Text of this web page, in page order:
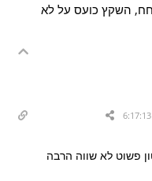
השקץ כועס על לא
פשוט לא שווה הרבה